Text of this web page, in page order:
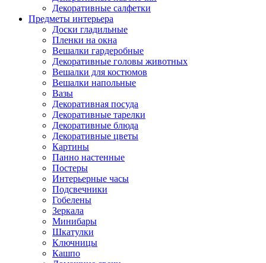
Декоративные салфетки
Предметы интерьера
Доски гладильные
Пленки на окна
Вешалки гардеробные
Декоративные головы животных
Вешалки для костюмов
Вешалки напольные
Вазы
Декоративная посуда
Декоративные тарелки
Декоративные блюда
Декоративные цветы
Картины
Панно настенные
Постеры
Интерьерные часы
Подсвечники
Гобелены
Зеркала
Минибары
Шкатулки
Ключницы
Кашпо